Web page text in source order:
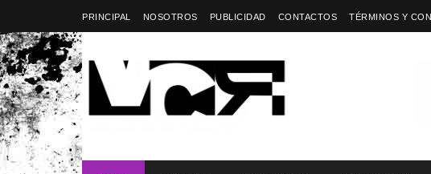
PRINCIPAL NOSOTROS PUBLICIDAD CONTACTOS TÉRMINOS Y